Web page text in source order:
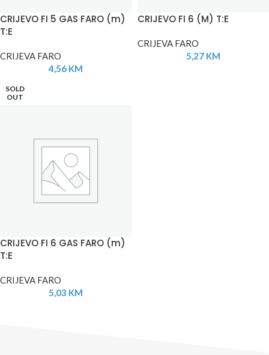
CRIJEVO FI 5 GAS FARO (m)
T:E
CRIJEVA FARO
4,56 KM
CRIJEVO FI 6 (M) T:E
CRIJEVA FARO
5,27 KM
SOLD
OUT
CRIJEVO FI 6 GAS FARO (m)
T:E
CRIJEVA FARO
5,03 KM